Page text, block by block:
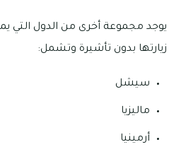
يوجد مجموعة أخرى من الدول التي
زيارتها بدون تأشيرة وتشمل:
سيشل
ماليزيا
أرمينيا